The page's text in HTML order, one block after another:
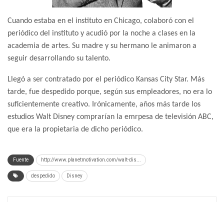
Cuando estaba en el instituto en Chicago, colaboró con el
periódico del instituto y acudió por la noche a clases en la
academia de artes. Su madre y su hermano le animaron a
seguir desarrollando su talento.
Llegó a ser contratado por el periódico Kansas City Star. Más
tarde, fue despedido porque, según sus empleadores, no era lo
suficientemente creativo. Irónicamente, años más tarde los
estudios Walt Disney comprarían la emrpesa de televisión ABC,
que era la propietaria de dicho periódico.
Fuente http://www.planetmotivation.com/walt-dis...
despedido Disney